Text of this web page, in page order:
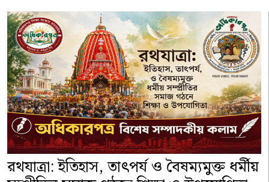
রথযাত্রা: ইতিহাস, তাৎপর্য ও বৈষম্যমুক্ত ধর্মীয়